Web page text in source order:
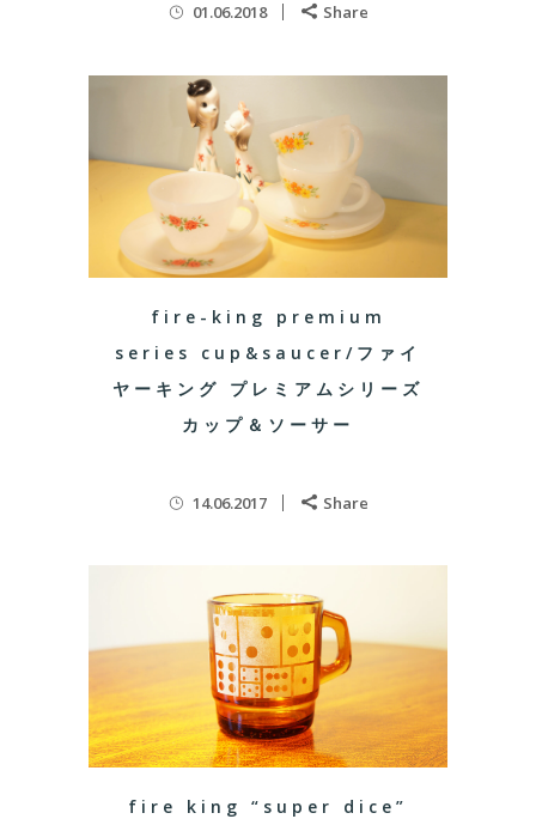
01.06.2018 Share
fire-king premium
series cup&saucer/ファイ
ヤーキング プレミアムシリーズ
カップ＆ソーサー
14.06.2017 Share
fire king “super dice”